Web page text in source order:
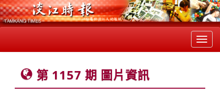
第 1157 期 圖片資訊